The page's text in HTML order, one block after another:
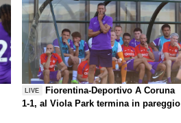
LIVE
Fiorentina-Deportivo A Coruna
1-1, al Viola Park termina in pareggio